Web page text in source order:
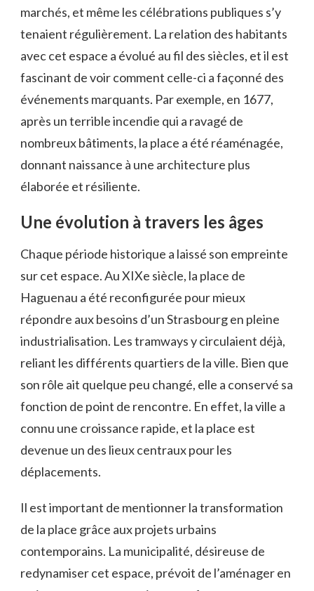
marchés, et même les célébrations publiques s’y
tenaient régulièrement. La relation des habitants
avec cet espace a évolué au fil des siècles, et il est
fascinant de voir comment celle-ci a façonné des
événements marquants. Par exemple, en 1677,
après un terrible incendie qui a ravagé de
nombreux bâtiments, la place a été réaménagée,
donnant naissance à une architecture plus
élaborée et résiliente.
Une évolution à travers les âges
Chaque période historique a laissé son empreinte
sur cet espace. Au XIXe siècle, la place de
Haguenau a été reconfigurée pour mieux
répondre aux besoins d’un Strasbourg en pleine
industrialisation. Les tramways y circulaient déjà,
reliant les différents quartiers de la ville. Bien que
son rôle ait quelque peu changé, elle a conservé sa
fonction de point de rencontre. En effet, la ville a
connu une croissance rapide, et la place est
devenue un des lieux centraux pour les
déplacements.
Il est important de mentionner la transformation
de la place grâce aux projets urbains
contemporains. La municipalité, désireuse de
redynamiser cet espace, prévoit de l’aménager en